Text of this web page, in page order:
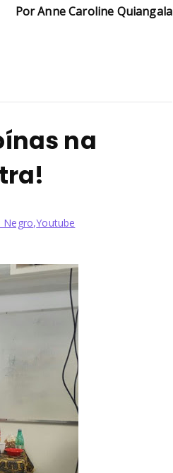
Por Anne Caroline Quiangala
na
Negro,Youtube